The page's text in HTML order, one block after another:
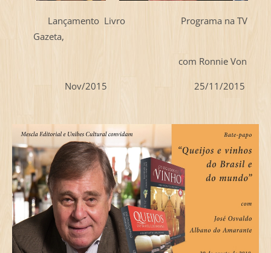
Lançamento Livro Programa na TV
Gazeta,
com Ronnie Von
Nov/2015 25/11/2015